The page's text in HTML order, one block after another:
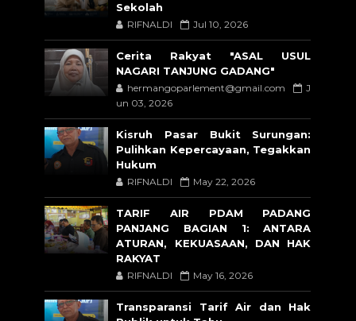
Sekolah
RIFNALDI Jul 10, 2026
Cerita Rakyat "ASAL USUL
NAGARI TANJUNG GADANG"
hermangoparlement@gmail.com
J
un 03, 2026
Kisruh Pasar Bukit Surungan:
Pulihkan Kepercayaan, Tegakkan
Hukum
RIFNALDI May 22, 2026
TARIF AIR PDAM PADANG
PANJANG BAGIAN 1: ANTARA
ATURAN, KEKUASAAN, DAN HAK
RAKYAT
RIFNALDI May 16, 2026
Transparansi Tarif Air dan Hak